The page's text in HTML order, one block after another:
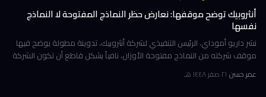
أنثروبيك توضح موقفها: نعارض حظر النماذج المفتوحة لا النماذج
نفسها
نشر داريو أموداي، الرئيس التنفيذي لشركة أنثروبيك، تدوينة مطولة يوضح فيها
موقف شركته من النماذج مفتوحة الأوزان، نافياً بشكل قاطع أن تكون الشركة
عمر حسن·٢١ صفر ١٤٤٨ هـ